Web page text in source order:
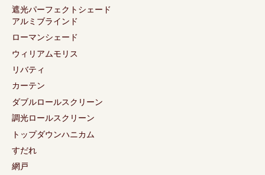
遮光パーフェクトシェード
アルミブラインド
ローマンシェード
ウィリアムモリス
リバティ
カーテン
ダブルロールスクリーン
調光ロールスクリーン
トップダウンハニカム
すだれ
網戸